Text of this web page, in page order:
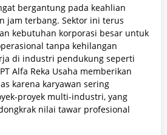
bergantung pada keahlian
jam terbang. Sektor ini terus
kebutuhan korporasi besar untuk
tanpa kehilangan
di industri pendukung seperti
Alfa Reka Usaha memberikan
karena karyawan sering
proyek multi-industri, yang
nilai tawar profesional